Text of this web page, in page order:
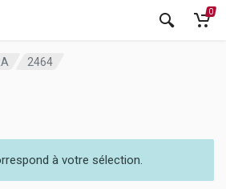
0
2464
à votre sélection.